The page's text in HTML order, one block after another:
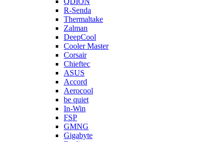
R-Senda
Thermaltake
Zalman
DeepCool
Cooler Master
Corsair
Chieftec
ASUS
Accord
Aerocool
be quiet
In-Win
FSP
GMNG
Gigabyte